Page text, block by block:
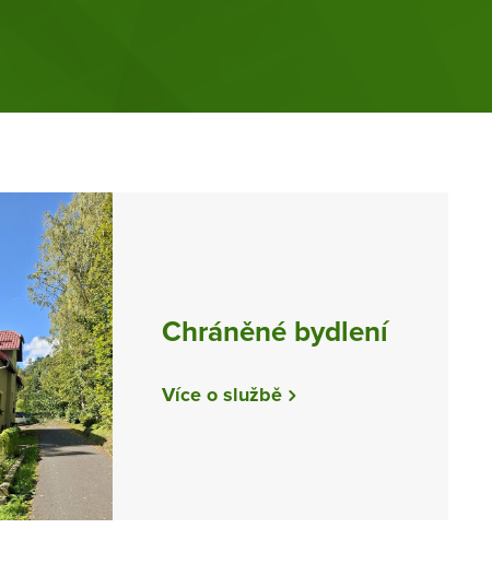
Chráněné bydlení
Více o službě